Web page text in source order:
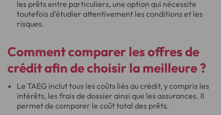
les prêts entre particuliers, une option qui nécessite
toutefois d’étudier attentivement les conditions et les
risques.
Comment comparer les offres de
crédit afin de choisir la meilleure ?
Le TAEG inclut tous les coûts liés au crédit, y compris les
intérêts, les frais de dossier ainsi que les assurances. Il
permet de comparer le coût total des prêts.